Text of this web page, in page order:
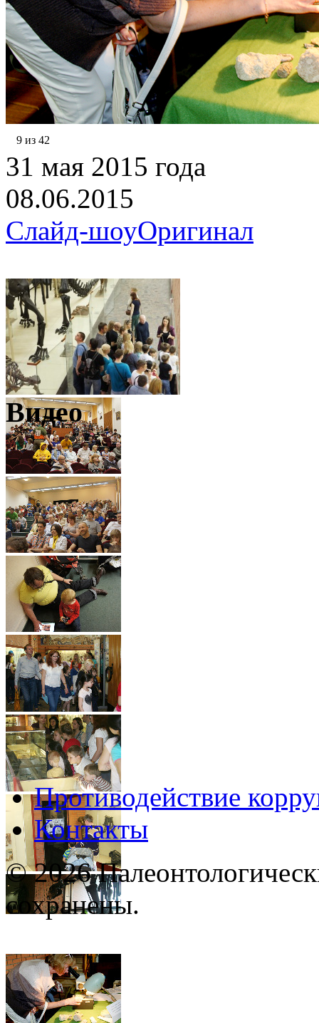
9 из 42
31 мая 2015 года
08.06.2015
Слайд-шоуОригинал
Видео
Противодействие
Контакты
© 2026
сохранены.